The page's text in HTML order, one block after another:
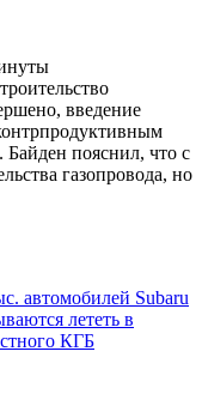
введение
пояснил, что с
газопровода, но
автомобилей Subaru
лететь в
КГБ